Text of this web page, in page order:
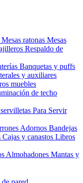
Mesas ratonas Mesas
Respaldo de
Banquetas y puffs
y auxiliares
muebles
de techo
Para Servir
Adornos Bandejas
Cajas y canastos Libros
Almohadones Mantas y